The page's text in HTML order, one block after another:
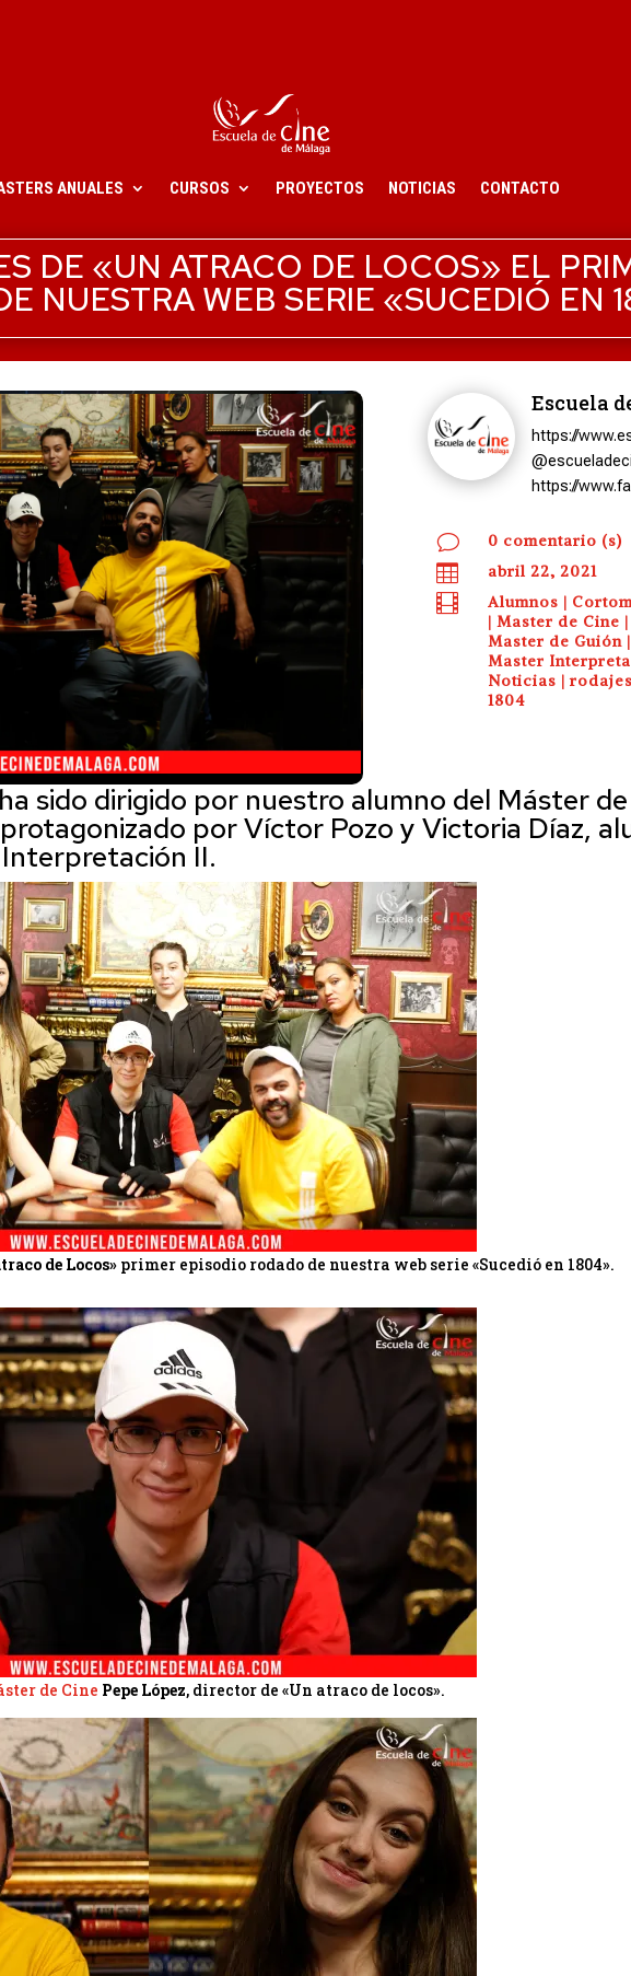
ANUALES CURSOS PROYECTOS NOTICIAS CONTACTO
DE «UN ATRACO DE LOCOS» EL
NUESTRA WEB SERIE «SUCEDIÓ EN
Escuela
https://
https://
v 0 comentario (s)
 abril 22, 2021
 Alumnos |
|Master de Cine
Master de Guión
Master
Noticias |rodajes
1804
sido dirigido por nuestro alumno del Máster de
por Víctor Pozo y Victoria Díaz,
II.
de Locos» primer episodio rodado de nuestra web serie «Sucedió en 1804».
de Cine Pepe López, director de «Un atraco de locos».